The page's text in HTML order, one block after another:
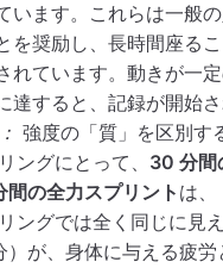
います。これらは一般
を奨励し、長時間座る
れています。動きが一
達すると、記録が開始さ
強度の「質」を区別す
ングにとって、 30 分間
間の全力スプリント は、
ングでは全く同じに見
）が、身体に与える疲労